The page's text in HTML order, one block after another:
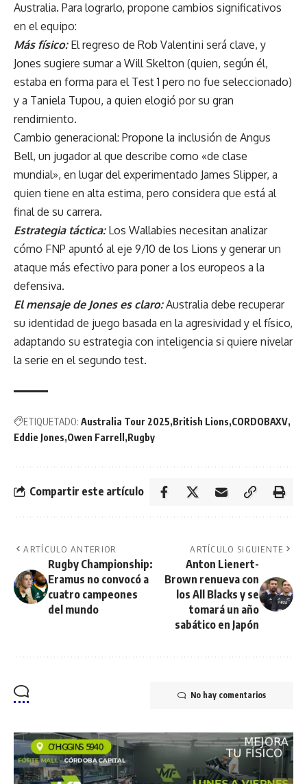
Australia. Para lograrlo, propone cambios significativos
en el equipo:
Más físico: El regreso de Rob Valentini será clave, y
Jones sugiere sumar a Will Skelton (quien, según él,
estaba en forma para el Test 1 pero no fue seleccionado)
y a Taniela Tupou, a quien elogió por su gran
rendimiento.
Cambio generacional: Propone la inclusión de Angus
Bell, un jugador al que describe como «de clase
mundial», en lugar del experimentado James Slipper, a
quien tiene en alta estima, pero considera que está al
final de su carrera.
Estrategia táctica: Los Wallabies necesitan analizar
cómo FNP apuntó al eje 9/10 de los Lions y generar un
ataque más efectivo para poner a los europeos a la
defensiva.
El mensaje de Jones es claro: Australia debe recuperar
su identidad de juego basada en la agresividad y el físico,
adaptando su estrategia con inteligencia si quiere nivelar
la serie en el segundo test.
ETIQUETADO: Australia Tour 2025 British Lions CORDOBAXV
Eddie Jones Owen Farrell Rugby
Compartir este artículo
ARTÍCULO ANTERIOR
Rugby Championship:
Eramus no convocó a
cuatro campeones
del mundo
ARTÍCULO SIGUIENTE
Anton Lienert-
Brown renueva con
los All Blacks y se
tomará un año
sabático en Japón
No hay comentarios